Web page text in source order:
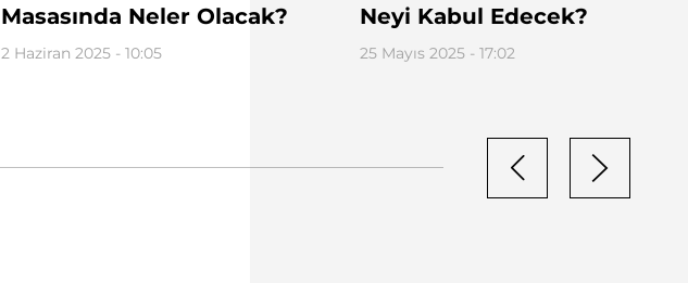
Masasında Neler Olacak?
2 Haziran 2025 - 10:05
Neyi Kabul Edecek?
25 Mayıs 2025 - 17:02